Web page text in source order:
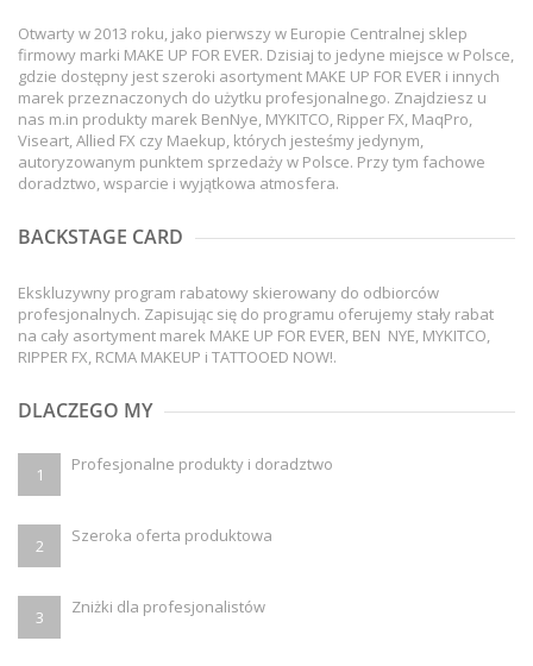
Otwarty w 2013 roku, jako pierwszy w Europie Centralnej sklep
firmowy marki MAKE UP FOR EVER. Dzisiaj to jedyne miejsce w Polsce,
gdzie dostępny jest szeroki asortyment MAKE UP FOR EVER i innych
marek przeznaczonych do użytku profesjonalnego. Znajdziesz u
nas m.in produkty marek BenNye, MYKITCO, Ripper FX, MaqPro,
Viseart, Allied FX czy Maekup, których jesteśmy jedynym,
autoryzowanym punktem sprzedaży w Polsce. Przy tym fachowe
doradztwo, wsparcie i wyjątkowa atmosfera.
BACKSTAGE CARD
Ekskluzywny program rabatowy skierowany do odbiorców
profesjonalnych. Zapisując się do programu oferujemy stały rabat
na cały asortyment marek MAKE UP FOR EVER, BEN NYE, MYKITCO,
RIPPER FX, RCMA MAKEUP i TATTOOED NOW!.
DLACZEGO MY
1 Profesjonalne produkty i doradztwo
2 Szeroka oferta produktowa
3 Zniżki dla profesjonalistów